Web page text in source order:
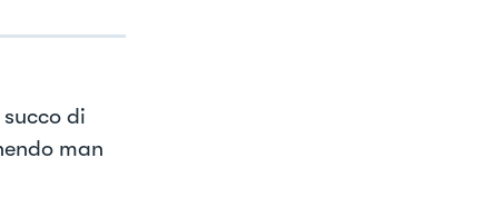
di
man